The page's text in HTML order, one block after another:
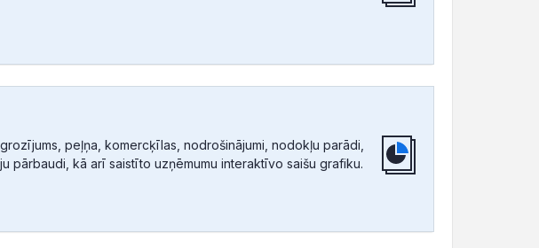
peļņa, komercķīlas, nodrošinājumi, nodokļu parādi,
pārbaudi, kā arī saistīto uzņēmumu interaktīvo saišu grafiku.